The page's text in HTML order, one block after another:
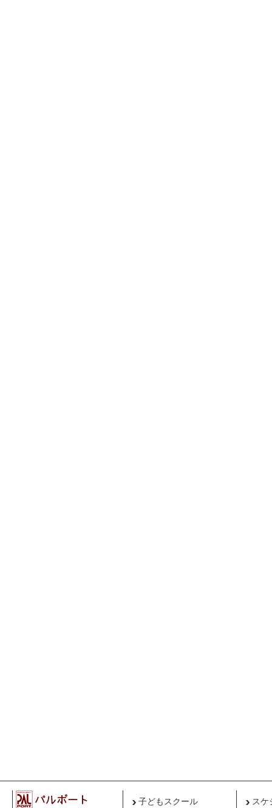
子どもスクール スケ